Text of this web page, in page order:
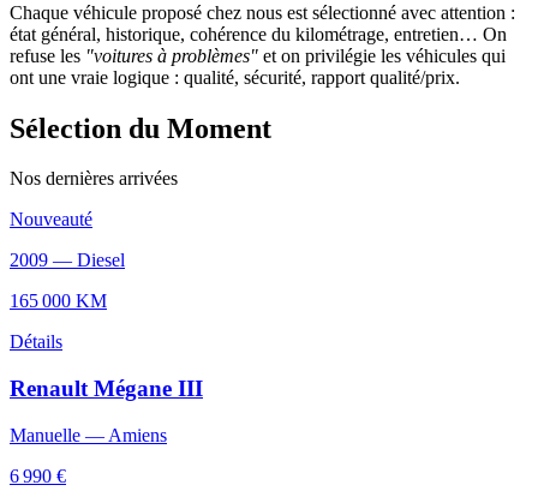
Chaque véhicule proposé chez nous est sélectionné avec attention :
état général, historique, cohérence du kilométrage, entretien… On
refuse les "voitures à problèmes" et on privilégie les véhicules qui
ont une vraie logique : qualité, sécurité, rapport qualité/prix.
Sélection du Moment
Nos dernières arrivées
Nouveauté
2009 — Diesel
165 000 KM
Détails
Renault Mégane III
Manuelle — Amiens
6 990 €